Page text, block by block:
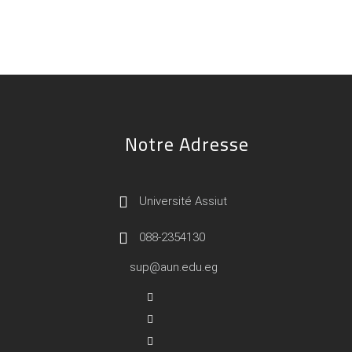
Notre Adresse
Université Assiut
088-2354130
sup@aun.edu.eg